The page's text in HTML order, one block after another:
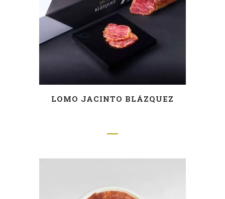
LOMO JACINTO BLÁZQUEZ